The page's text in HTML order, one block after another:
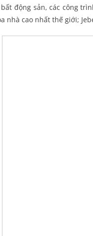
động sản, các công
nhà cao nhất thế giới;